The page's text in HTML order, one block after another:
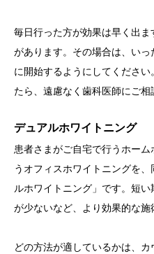
毎日行った方が効果は早く出
があります。その場合は、い
に開始するようにしてくださ
たら、遠慮なく歯科医師にご相
デュアルホワイトニング
患者さまがご自宅で行うホー
うオフィスホワイトニングを
ルホワイトニング」です。短
が少ないなど、より効果的な施
どの方法が適しているかは、